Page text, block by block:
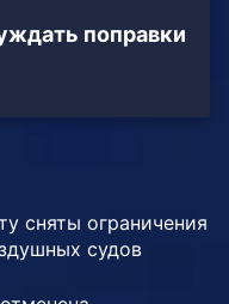
поправки
сняты ограничения
судов